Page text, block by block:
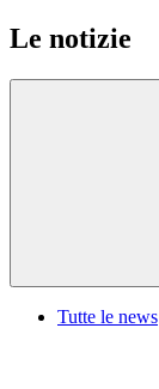
Le notizie
Tutte le news